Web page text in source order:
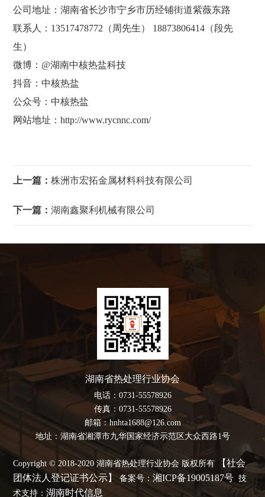
公司地址：湖南省长沙市宁乡市历经铺街道紫薇东路
联系人：13517478772（周先生） 18873806414（段先
生）
微博：@湖南中核热盐科技
抖音：中核热盐
公众号：中核热盐
网站地址：http://www.rycnnc.com/
上一篇：株洲市宏拓金属材料科技有限公司
下一篇：湖南鑫聚利机械有限公司
湖南省热处理行业协会
电话：0731-55578926
传真：0731-55578926
邮箱：hnhta1688@126.com
地址：湖南省湘潭市九华国家经济示范区大众西路1号
Copyright © 2018-2020 湖南省热处理行业协会 版权所有
【社会
团体法人登记证书公示】备案号：湘ICP备19005187号 技
术支持：湖南时代信息